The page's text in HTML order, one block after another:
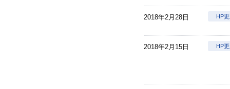
2018年2月28日 HP
2018年2月15日 HP